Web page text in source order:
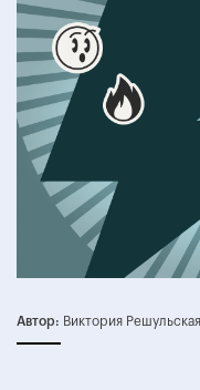
Автор: Виктория Решульская